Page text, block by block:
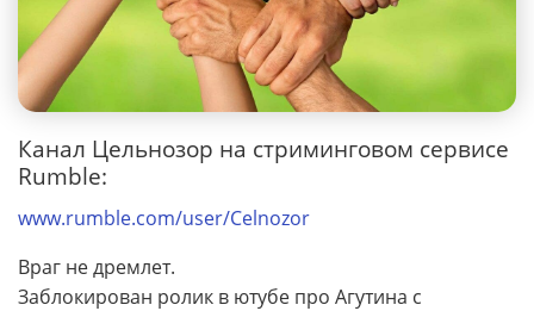
Канал Цельнозор на стриминговом сервисе
Rumble:
www.rumble.com/user/Celnozor
Враг не дремлет.
Заблокирован ролик в ютубе про Агутина с